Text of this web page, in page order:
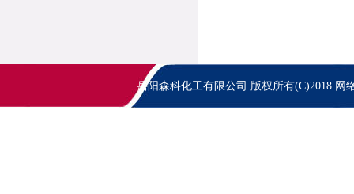
岳阳森科化工有限公司 版权所有(C)2018 网